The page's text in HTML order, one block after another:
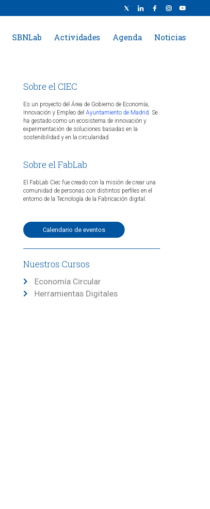
SBNLab Actividades Agenda Noticias
Sobre el CIEC
Es un proyecto del Área de Gobierno de Economía,
Innovación y Empleo delAyuntamiento de Madrid . Se
ha gestado como un ecosistema de innovación y
experimentación de soluciones basadas en la
sostenibilidad y en la circularidad.
Sobre el FabLab
El FabLab Ciec fue creado con la misión de crear una
comunidad de personas con distintos perfiles en el
entorno de la Tecnología de la Fabricación digital.
Calendario de eventos
Nuestros Cursos
Economía Circular
Herramientas Digitales